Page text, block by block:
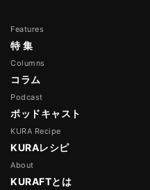
Features
特 集
Columns
コラム
Podcast
ポッドキャスト
KURA Recipe
KURAレシピ
About
KURAFTとは